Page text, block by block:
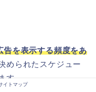
告を表示する頻度をあ
められたスケジュー
す。
イトマップ